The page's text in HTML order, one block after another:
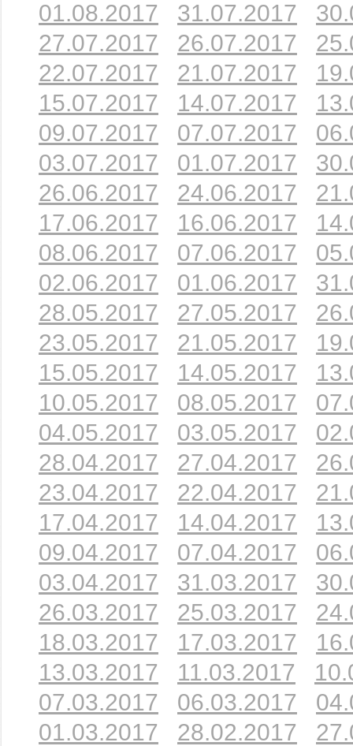
01.08.2017 31.07.2017
27.07.2017
26.07.2017
22.07.2017
21.07.2017
15.07.2017
14.07.2017
09.07.2017
07.07.2017
03.07.2017
01.07.2017
26.06.2017
24.06.2017
17.06.2017
16.06.2017
08.06.2017
07.06.2017
02.06.2017
01.06.2017
28.05.2017
27.05.2017
23.05.2017
21.05.2017
15.05.2017
14.05.2017
10.05.2017
08.05.2017
04.05.2017
03.05.2017
28.04.2017
27.04.2017
23.04.2017
22.04.2017
17.04.2017
14.04.2017
09.04.2017
07.04.2017
03.04.2017
31.03.2017
26.03.2017
25.03.2017
18.03.2017
17.03.2017
13.03.2017
11.03.2017
07.03.2017
06.03.2017
01.03.2017
28.02.2017